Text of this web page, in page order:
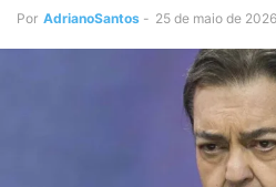
Por AdrianoSantos - 25 de maio de 2026